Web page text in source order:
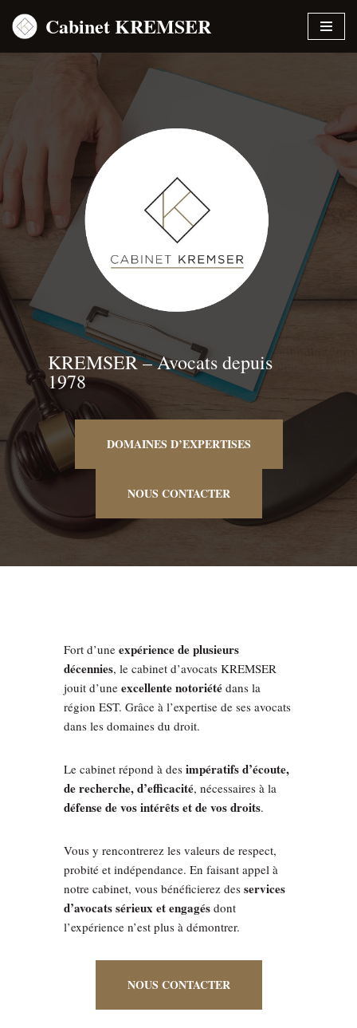
Aller
Cabinet KREMSER
KREMSER – Avocats depuis
1978
DOMAINES D’EXPERTISES
NOUS CONTACTER
Fort d’une expérience de plusieurs
décennies, le cabinet d’avocats KREMSER
jouit d’une excellente notoriété dans la
région EST. Grâce à l’expertise de ses avocats
dans les domaines du droit.
Le cabinet répond à des impératifs d’écoute,
de recherche, d’efficacité, nécessaires à la
défense de vos intérêts et de vos droits.
Vous y rencontrerez les valeurs de respect,
probité et indépendance. En faisant appel à
notre cabinet, vous bénéficierez des services
d’avocats sérieux et engagés dont
l’expérience n’est plus à démontrer.
NOUS CONTACTER